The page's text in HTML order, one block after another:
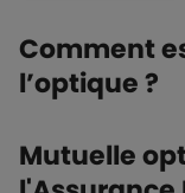
Comment
l’optique ?
Mutuelle